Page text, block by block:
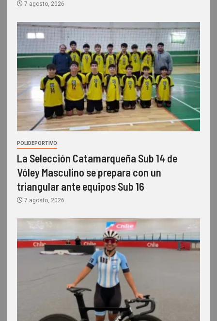
7 agosto, 2026
POLIDEPORTIVO
La Selección Catamarqueña Sub 14 de
Vóley Masculino se prepara con un
triangular ante equipos Sub 16
7 agosto, 2026